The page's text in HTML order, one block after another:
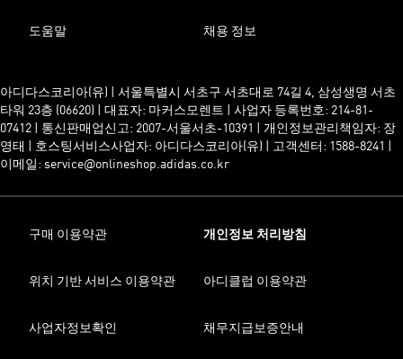
도움말 채용 정보
아디다스코리아(유) | 서울특별시 서초구 서초대로 74길 4, 삼성생명 서초
타워 23층 (06620) | 대표자: 마커스모렌트 | 사업자 등록번호: 214-81-
07412 | 통신판매업신고: 2007-서울서초-10391 | 개인정보관리책임자: 장
영태 | 호스팅서비스사업자: 아디다스코리아(유) | 고객센터: 1588-8241 |
이메일: service@onlineshop.adidas.co.kr
구매 이용약관 개인정보 처리방침
위치 기반 서비스 이용약관 아디클럽 이용약관
사업자정보확인 채무지급보증안내